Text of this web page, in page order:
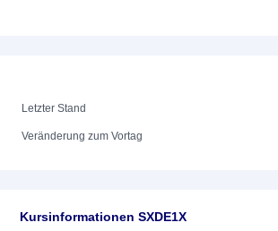
Letzter Stand
Veränderung zum Vortag
Kursinformationen SXDE1X